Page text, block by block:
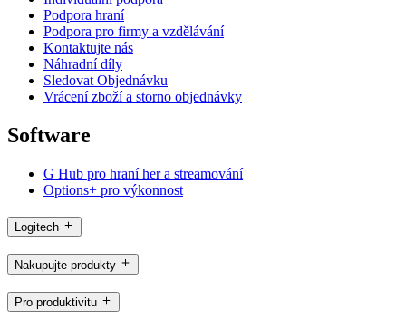
Podpora hraní
Podpora pro firmy a vzdělávání
Kontaktujte nás
Náhradní díly
Sledovat Objednávku
Vrácení zboží a storno objednávky
Software
G Hub pro hraní her a streamování
Options+ pro výkonnost
Logitech
Nakupujte produkty
Pro produktivitu